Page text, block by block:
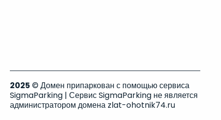
2025 © Домен припаркован с помощью сервиса
SigmaParking | Сервис SigmaParking не является
администратором домена zlat-ohotnik74.ru